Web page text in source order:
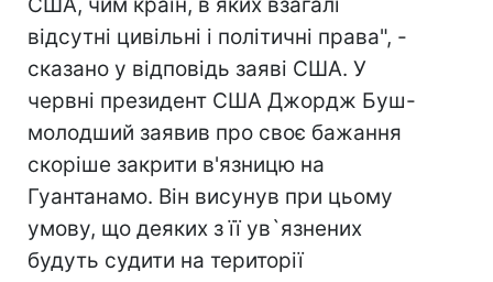
відсутні цивільні і політичні права", -
сказано у відповідь заяві США. У
червні президент США Джордж Буш-
молодший заявив про своє бажання
скоріше закрити в'язницю на
Гуантанамо. Він висунув при цьому
умову, що деяких з її ув`язнених
будуть судити на території